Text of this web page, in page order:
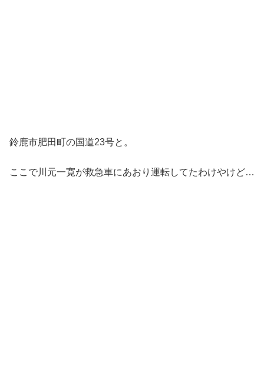
鈴鹿市肥田町の国道23号と。
ここで川元一寛が救急車にあおり運転してたわけやけど…